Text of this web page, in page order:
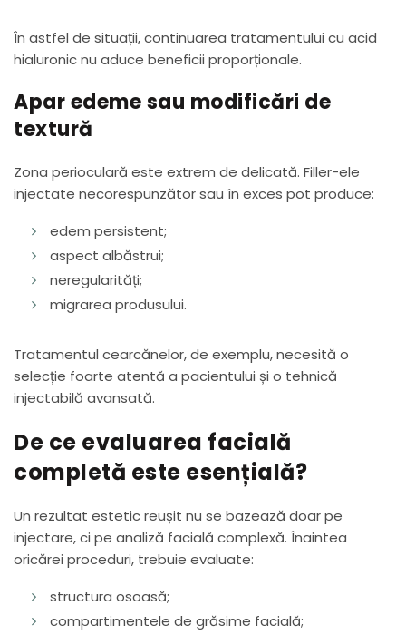
În astfel de situații, continuarea tratamentului cu acid
hialuronic nu aduce beneficii proporționale.
Apar edeme sau modificări de
textură
Zona perioculară este extrem de delicată. Filler-ele
injectate necorespunzător sau în exces pot produce:
edem persistent;
aspect albăstrui;
neregularități;
migrarea produsului.
Tratamentul cearcănelor, de exemplu, necesită o
selecție foarte atentă a pacientului și o tehnică
injectabilă avansată.
De ce evaluarea facială
completă este esențială?
Un rezultat estetic reușit nu se bazează doar pe
injectare, ci pe analiză facială complexă. Înaintea
oricărei proceduri, trebuie evaluate:
structura osoasă;
compartimentele de grăsime facială;